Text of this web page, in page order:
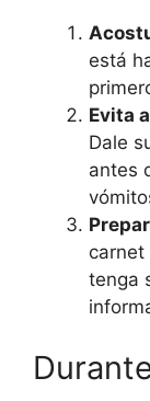
está
Evita
Dale
antes
carnet
tenga